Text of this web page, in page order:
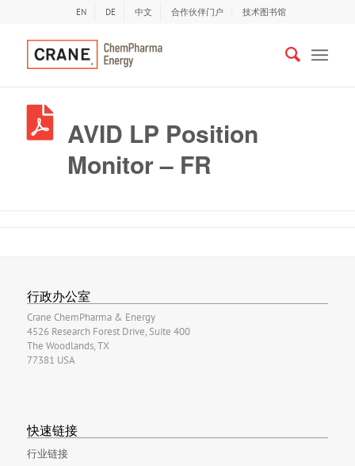
EN DE 中文 合作伙伴门户 技术图书馆
AVID LP Position
Monitor – FR
行政办公室
Crane ChemPharma & Energy
4526 Research Forest Drive, Suite 400
The Woodlands, TX
77381 USA
快速链接
行业链接